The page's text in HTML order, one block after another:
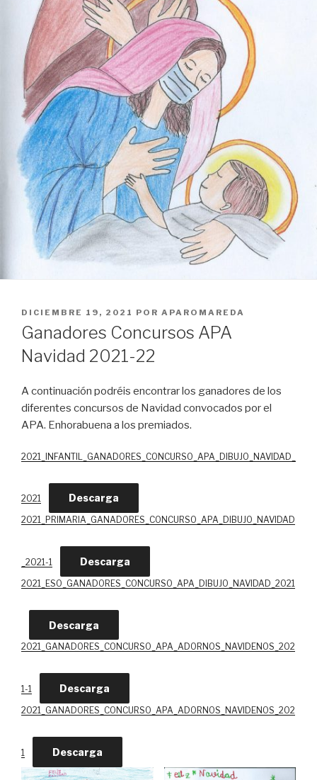
PUBLICADO
EL
DICIEMBRE 19, 2021 POR APAROMAREDA
Ganadores Concursos APA
Navidad 2021-22
A continuación podréis encontrar los ganadores de los
diferentes concursos de Navidad convocados por el
APA. Enhorabuena a los premiados.
2021_INFANTIL_GANADORES_CONCURSO_APA_DIBUJO_NAVIDAD_
2021 Descarga
2021_PRIMARIA_GANADORES_CONCURSO_APA_DIBUJO_NAVIDAD
_2021-1 Descarga
2021_ESO_GANADORES_CONCURSO_APA_DIBUJO_NAVIDAD_2021
Descarga
2021_GANADORES_CONCURSO_APA_ADORNOS_NAVIDENOS_202
1-1 Descarga
2021_GANADORES_CONCURSO_APA_ADORNOS_NAVIDENOS_202
1 Descarga